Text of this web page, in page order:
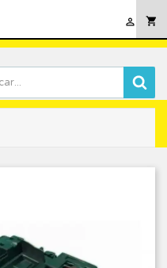
shopping_cart
